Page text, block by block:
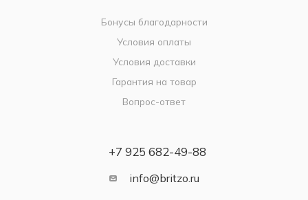
Бонусы благодарности
Условия оплаты
Условия доставки
Гарантия на товар
Вопрос-ответ
+7 925 682-49-88
info@britzo.ru